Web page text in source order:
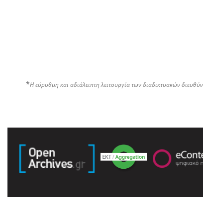
*Η εύρυθμη και αδιάλειπτη λειτουργία των διαδικτυακών